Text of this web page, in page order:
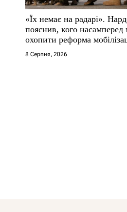
«Їх немає на радарі».
пояснив, кого насамперед
охопити реформа
8 Серпня, 2026